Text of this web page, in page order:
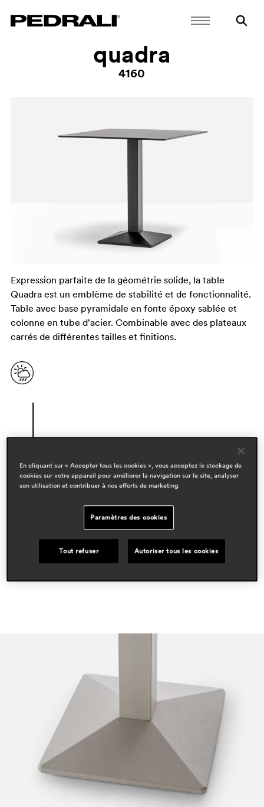
quadra
4160
Expression parfaite de la géométrie solide, la table
Quadra est un emblème de stabilité et de fonctionnalité.
Table avec base pyramidale en fonte époxy sablée et
colonne en tube d'acier. Combinable avec des plateaux
carrés de différentes tailles et finitions.
designers
pedrali r&d
hospitality
En cliquant sur « Accepter tous les cookies », vous acceptez le stockage de
cookies sur votre appareil pour améliorer la navigation sur le site, analyser
son utilisation et contribuer à nos efforts de marketing.
Paramètres des cookies
Tout refuser Autoriser tous les cookies